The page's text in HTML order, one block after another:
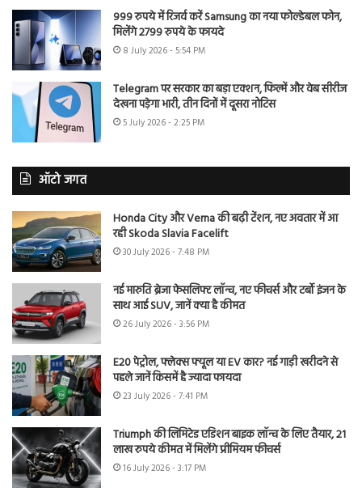
999 रुपये में रिजर्व करें Samsung का नया फोल्डेबल फोन,
मिलेंगे 2799 रुपये के फायदे
8 July 2026 - 5:54 PM
Telegram पर सरकार का बड़ा एक्शन, फिल्में और वेब सीरीज
देखना पड़ेगा भारी, तीन दिनों में दूसरा नोटिस
5 July 2026 - 2:25 PM
ऑटो जगत
Honda City और Verna की बढ़ी टेंशन, नए अवतार में आ
रही Skoda Slavia Facelift
30 July 2026 - 7:48 PM
नई मारुति ब्रेजा फेसलिफ्ट लॉन्च, नए फीचर्स और टर्बो इंजन के
साथ आई SUV, जानें क्या है कीमत
26 July 2026 - 3:56 PM
E20 पेट्रोल, फ्लेक्स फ्यूल या EV कार? नई गाड़ी खरीदने से
पहले जानें किसमें है ज्यादा फायदा
23 July 2026 - 7:41 PM
Triumph की लिमिटेड एडिशन बाइक लॉन्च के लिए तैयार, 21
लाख रुपये कीमत में मिलेंगे प्रीमियम फीचर्स
16 July 2026 - 3:17 PM